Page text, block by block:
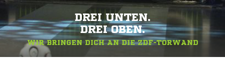
DREI UNTEN.
DREI OBEN.
WIR BRINGEN DICH AN DIE ZDF-TORWAND